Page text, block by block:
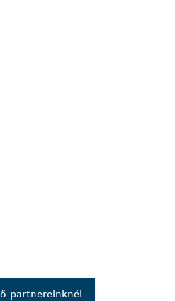
partnereinknél